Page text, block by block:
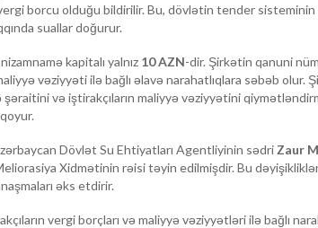
borcu olduğu bildirilir. Bu, dövlətin tender sisteminin
suallar doğurur.
kapitalı yalnız 10 AZN-dir. Şirkətin qanuni
vəziyyəti ilə bağlı əlavə narahatlıqlara səbəb olur.
və iştirakçıların maliyyə vəziyyətini
Dövlət Su Ehtiyatları Agentliyinin sədri Zaur
Xidmətinin rəisi təyin edilmişdir. Bu
əks etdirir.
vergi borçları və maliyyə vəziyyətləri ilə bağlı